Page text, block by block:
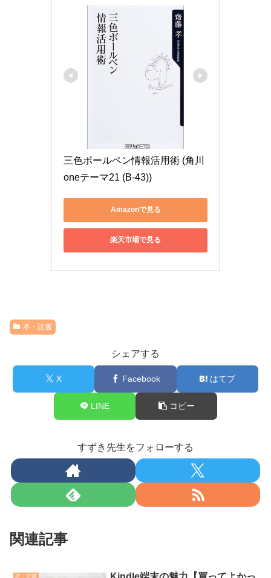
三色ボールペン情報活用術 (角川
oneテーマ21 (B-43))
Amazonで見る
楽天市場で見る
本・読書
シェアする
X Facebook はてブ
LINE コピー
すずき先生をフォローする
関連記事
本・読書